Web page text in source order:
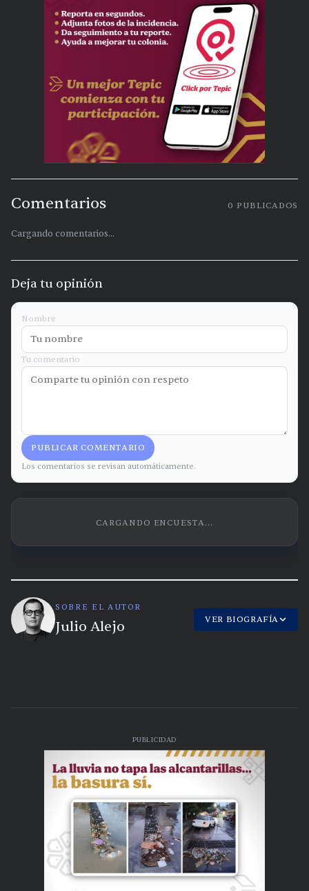
Comentarios 0 PUBLICADOS
Cargando comentarios...
Deja tu opinión
Nombre
Tu comentario
PUBLICAR COMENTARIO
Los comentarios se revisan automáticamente.
CARGANDO ENCUESTA...
SOBRE EL AUTOR
Julio Alejo VER BIOGRAFÍA
PUBLICIDAD